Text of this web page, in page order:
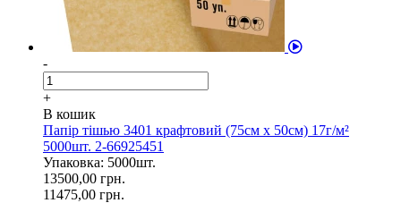
-
+
В кошик
Папір тішью 3401 крафтовий (75см х 50см) 17г/м²
5000шт. 2-66925451
Упаковка: 5000шт.
13500,00 грн.
11475,00 грн.